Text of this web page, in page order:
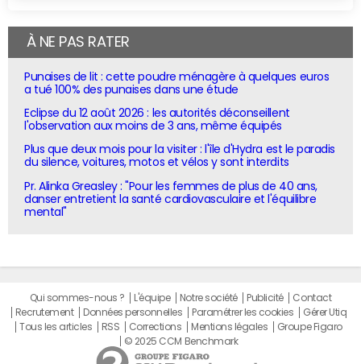
À NE PAS RATER
Punaises de lit : cette poudre ménagère à quelques euros
a tué 100% des punaises dans une étude
Eclipse du 12 août 2026 : les autorités déconseillent
l'observation aux moins de 3 ans, même équipés
Plus que deux mois pour la visiter : l'île d'Hydra est le paradis
du silence, voitures, motos et vélos y sont interdits
Pr. Alinka Greasley : "Pour les femmes de plus de 40 ans,
danser entretient la santé cardiovasculaire et l'équilibre
mental"
Qui sommes-nous ? L'équipe Notre société Publicité
Contact
Recrutement
Données personnelles Paramétrer les cookies
Gérer Utiq
Tous les articles
RSS Corrections Mentions légales
Groupe Figaro
© 2025 CCM Benchmark